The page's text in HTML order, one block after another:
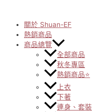
content關於 Shuan-EF
熱銷商品
商品總覽
全部商品
秋冬專區
熱銷商品⭐
上衣
下著
連身、套裝